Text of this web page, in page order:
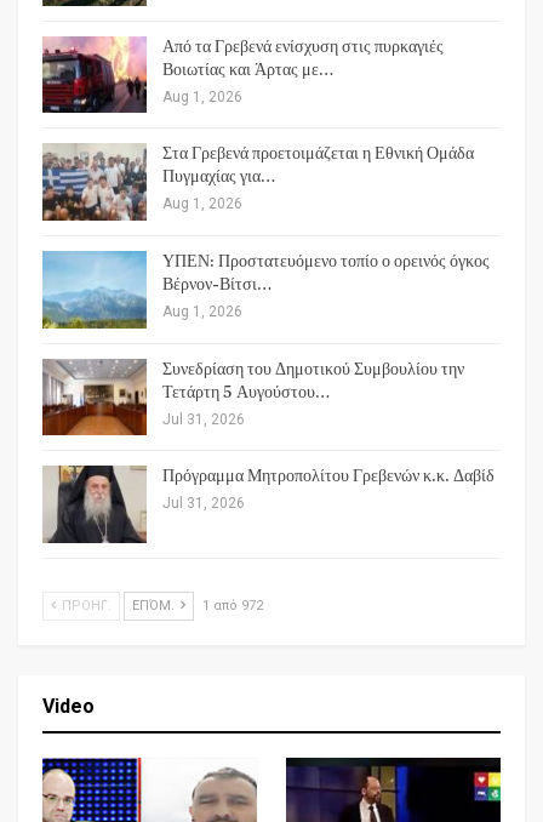
Από τα Γρεβενά ενίσχυση στις πυρκαγιές
Βοιωτίας και Άρτας με…
Aug 1, 2026
Στα Γρεβενά προετοιμάζεται η Εθνική Ομάδα
Πυγμαχίας για…
Aug 1, 2026
ΥΠΕΝ: Προστατευόμενο τοπίο ο ορεινός όγκος
Βέρνον-Βίτσι…
Aug 1, 2026
Συνεδρίαση του Δημοτικού Συμβουλίου την
Τετάρτη 5 Αυγούστου…
Jul 31, 2026
Πρόγραμμα Μητροπολίτου Γρεβενών κ.κ. Δαβίδ
Jul 31, 2026
ΠΡΟΗΓ. ΕΠΌΜ. 1 από 972
Video